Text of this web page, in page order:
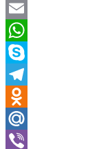
Twitter
Email
WhatsApp
Skype
Telegram
Odnoklassniki
Mail.Ru